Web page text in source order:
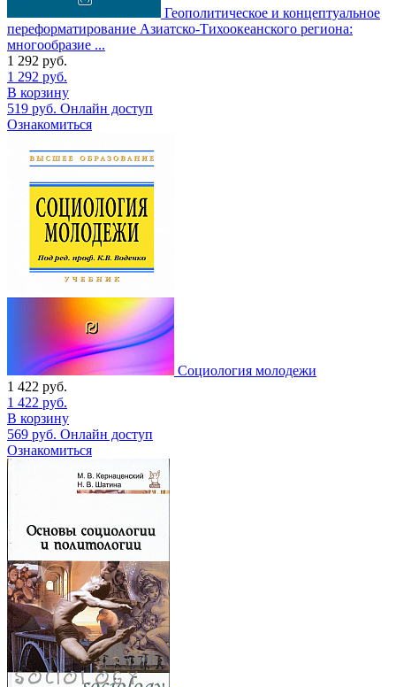
Геополитическое и концептуальное
переформатирование Азиатско-Тихоокеанского региона:
многообразие ...
1 292 руб.
1 292 руб.
В корзину
519 руб. Онлайн доступ
Ознакомиться
Социология молодежи
1 422 руб.
1 422 руб.
В корзину
569 руб. Онлайн доступ
Ознакомиться